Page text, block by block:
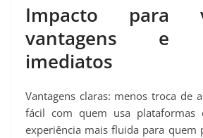
Impacto para
vantagens e
imediatos
Vantagens claras: menos troca de
fácil com quem usa plataformas
experiência mais fluida para quem